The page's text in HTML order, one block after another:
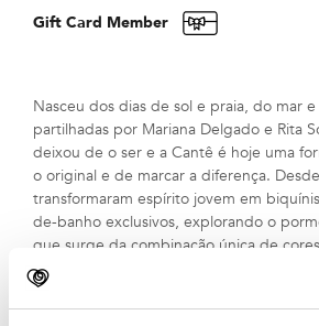
Gift Card Member
Nasceu dos dias de sol e praia, do mar
partilhadas por Mariana Delgado e Rita
deixou de o ser e a Cantê é hoje uma
o original e de marcar a diferença.
transformaram espírito jovem em
de-banho exclusivos, explorando o
que surge da combinação única de
De Portugal vem a inspiração, a
saudade de ver o Verão chegar outra
coleção, o sucesso tem vindo de mãos